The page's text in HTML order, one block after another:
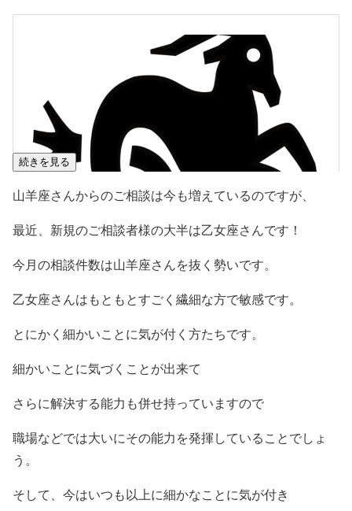
続きを見る
山羊座さんからのご相談は今も増えているのですが、
最近、新規のご相談者様の大半は乙女座さんです！
今月の相談件数は山羊座さんを抜く勢いです。
乙女座さんはもともとすごく繊細な方で敏感です。
とにかく細かいことに気が付く方たちです。
細かいことに気づくことが出来て
さらに解決する能力も併せ持っていますので
職場などでは大いにその能力を発揮していることでしょ
う。
そして、今はいつも以上に細かなことに気が付き